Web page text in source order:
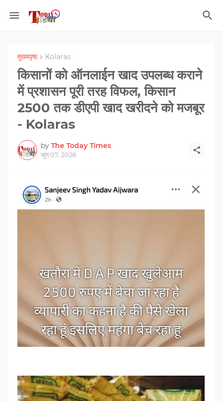
मुख्यपृष्ठ Kolaras
किसानों को ऑनलाईन खाद उपलब्‍ध कराने
में प्रशासन पूरी तरह विफल, किसान
2500 तक डीएपी खाद खरीदने को मजबूर
- Kolaras
by The Today Times
जून 07, 2026